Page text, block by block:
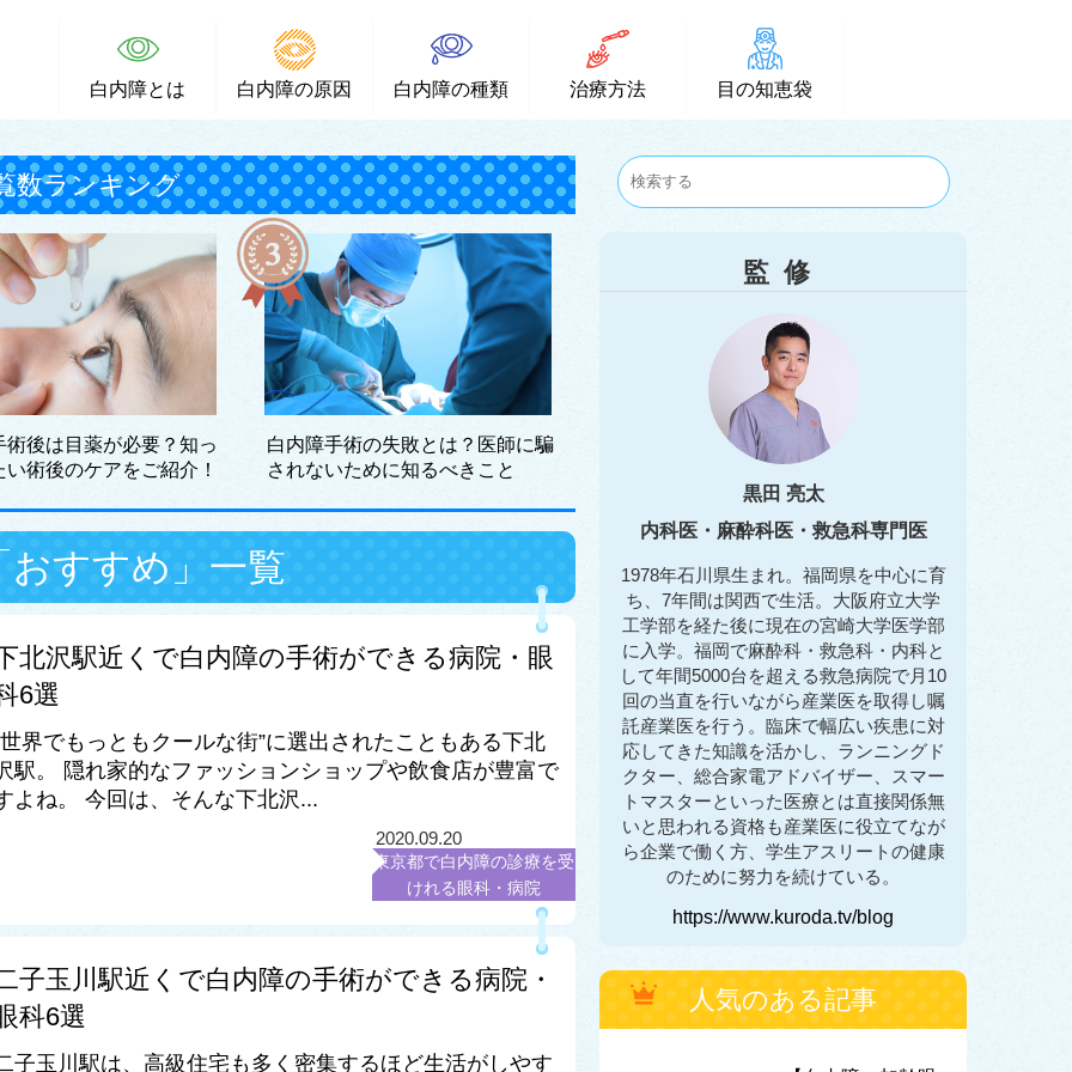
白内障とは 白内障の原因 白内障の種類 治療方法 目の知恵袋
数ランキング
術後は目薬が必要？知っ
い術後のケアをご紹介！
白内障手術の失敗とは？医師に騙
されないために知るべきこと
おすすめ」一覧
北沢駅近くで白内障の手術ができる病院・眼
6選
世界でもっともクールな街”に選出されたこともある下北
駅。 隠れ家的なファッションショップや飲食店が豊富で
よね。 今回は、そんな下北沢...
2020.09.20
東京都で白内障の診療を受
けれる眼科・病院
子玉川駅近くで白内障の手術ができる病院・
科6選
子玉川駅は、高級住宅も多く密集するほど生活がしやす
監修
黒田 亮太
内科医・麻酔科医・救急科専門医
1978年石川県生まれ。福岡県を中心に育
ち、7年間は関西で生活。大阪府立大学
工学部を経た後に現在の宮崎大学医学部
に入学。福岡で麻酔科・救急科・内科と
して年間5000台を超える救急病院で月10
回の当直を行いながら産業医を取得し嘱
託産業医を行う。臨床で幅広い疾患に対
応してきた知識を活かし、ランニングド
クター、総合家電アドバイザー、スマー
トマスターといった医療とは直接関係無
いと思われる資格も産業医に役立てなが
ら企業で働く方、学生アスリートの健康
のために努力を続けている。
https://www.kuroda.tv/blog
人気のある記事